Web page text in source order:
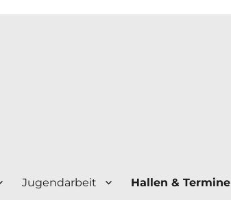
Jugendarbeit Hallen & Termine